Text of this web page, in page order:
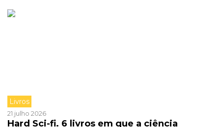
Livros
21 julho 2026
Hard Sci-fi. 6 livros em que a ciência